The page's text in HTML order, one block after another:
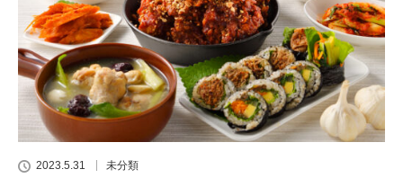
2023.5.31 未分類